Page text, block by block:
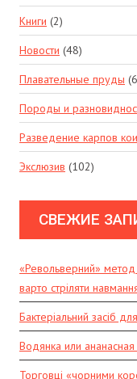
Книги (2)
Новости (48)
Плавательные пруды
Породы и
Разведение карпов кои
Экслюзив (102)
СВЕЖИЕ
«Револьверний» метод
варто стріляти
Бактеріальний засіб
Водянка или
Торговці «чорними